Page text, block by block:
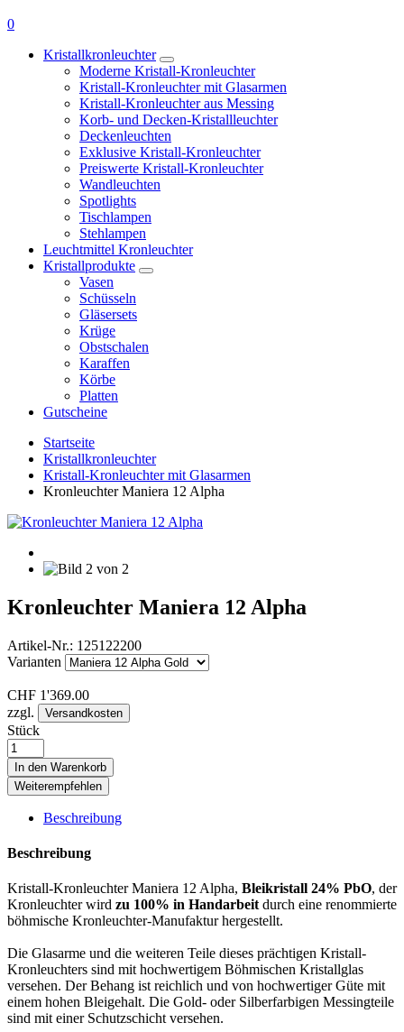
0
Kristallkronleuchter
Moderne Kristall-Kronleuchter
Kristall-Kronleuchter mit Glasarmen
Kristall-Kronleuchter aus Messing
Korb- und Decken-Kristallleuchter
Deckenleuchten
Exklusive Kristall-Kronleuchter
Preiswerte Kristall-Kronleuchter
Wandleuchten
Spotlights
Tischlampen
Stehlampen
Leuchtmittel Kronleuchter
Kristallprodukte
Vasen
Schüsseln
Gläsersets
Krüge
Obstschalen
Karaffen
Körbe
Platten
Gutscheine
Startseite
Kristallkronleuchter
Kristall-Kronleuchter mit Glasarmen
Kronleuchter Maniera 12 Alpha
Kronleuchter Maniera 12 Alpha
Artikel-Nr.: 125122200
Varianten
CHF 1'369.00
zzgl.
Versandkosten
Stück
In den Warenkorb
Weiterempfehlen
Beschreibung
Beschreibung
Kristall-Kronleuchter Maniera 12 Alpha, Bleikristall 24% PbO, der
Kronleuchter wird zu 100% in Handarbeit durch eine renommierte
böhmische Kronleuchter-Manufaktur hergestellt.
Die Glasarme und die weiteren Teile dieses prächtigen Kristall-
Kronleuchters sind mit hochwertigem Böhmischen Kristallglas
versehen. Der Behang ist reichlich und von hochwertiger Güte mit
einem hohen Bleigehalt. Die Gold- oder Silberfarbigen Messingteile
sind mit einer Schutzschicht versehen.